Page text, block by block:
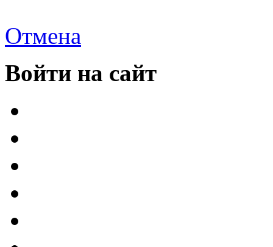
Отмена
Войти на сайт